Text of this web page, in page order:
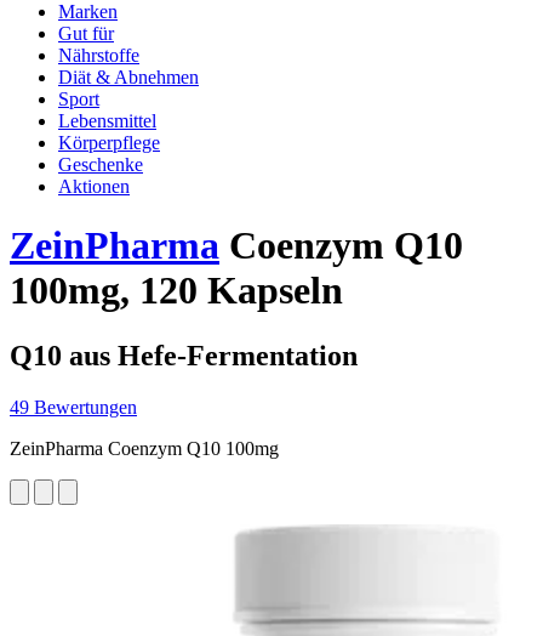
Marken
Gut für
Nährstoffe
Diät & Abnehmen
Sport
Lebensmittel
Körperpflege
Geschenke
Aktionen
ZeinPharma Coenzym Q10
100mg, 120 Kapseln
Q10 aus Hefe-Fermentation
49 Bewertungen
ZeinPharma Coenzym Q10 100mg